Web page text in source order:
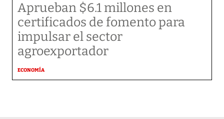
Aprueban $6.1 millones en
certificados de fomento para
impulsar el sector
agroexportador
ECONOMÍA